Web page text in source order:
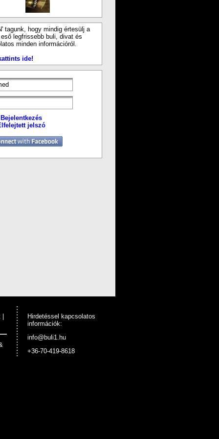
tagunk, hogy mindig értesülj a
legfrissebb buli, divat és
minden információról.
ide!
Bejelentkezés
jelszó
Hirdetéssel kapcsolatos
információk:
info@buli1.hu
+36-70-419-8618